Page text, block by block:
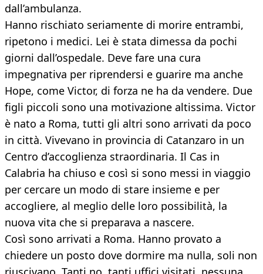
dall’ambulanza.
Hanno rischiato seriamente di morire entrambi,
ripetono i medici. Lei è stata dimessa da pochi
giorni dall’ospedale. Deve fare una cura
impegnativa per riprendersi e guarire ma anche
Hope, come Victor, di forza ne ha da vendere. Due
figli piccoli sono una motivazione altissima. Victor
è nato a Roma, tutti gli altri sono arrivati da poco
in città. Vivevano in provincia di Catanzaro in un
Centro d’accoglienza straordinaria. Il Cas in
Calabria ha chiuso e così si sono messi in viaggio
per cercare un modo di stare insieme e per
accogliere, al meglio delle loro possibilità, la
nuova vita che si preparava a nascere.
Così sono arrivati a Roma. Hanno provato a
chiedere un posto dove dormire ma nulla, soli non